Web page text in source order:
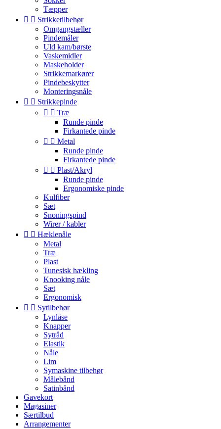
Tæpper
  Strikketilbehør
Omgangstæller
Pindemåler
Uld kam/børste
Vaskemidler
Maskeholder
Strikkemarkører
Pindebeskytter
Monteringsnåle
  Strikkepinde
  Træ
Runde pinde
Firkantede pinde
  Metal
Runde pinde
Firkantede pinde
  Plast/Akryl
Runde pinde
Ergonomiske pinde
Kulfiber
Sæt
Snoningspind
Wirer / kabler
  Hæklenåle
Metal
Træ
Plast
Tunesisk hækling
Knooking nåle
Sæt
Ergonomisk
  Sytilbehør
Lynlåse
Knapper
Sytråd
Elastik
Nåle
Lim
Symaskine tilbehør
Målebånd
Satinbånd
Gavekort
Magasiner
Særtilbud
Arrangementer